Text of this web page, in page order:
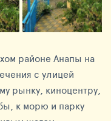
районе Анапы на
с улицей
рынку, киноцентру,
к морю и парку